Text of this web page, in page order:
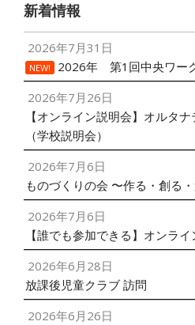
新着情報
2026年7月31日
NEW!
2026年 第1回中央ワー
2026年7月26日
【オンライン説明会】オルタ
（学校説明会）
2026年7月6日
ものづくりの会 〜作る・創る
2026年7月6日
【誰でも参加できる】オンラ
2026年6月28日
放課後児童クラブ 訪問
2026年6月26日